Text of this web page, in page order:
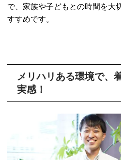
で、家族や子どもとの時間を大
すすめです。
メリハリある環境で、
実感！